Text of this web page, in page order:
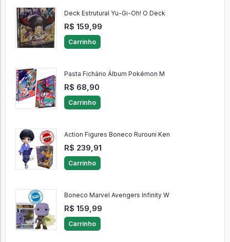
Deck Estrutural Yu-Gi-Oh! O Deck
R$ 159,99
Carrinho
Pasta Fichário Álbum Pokémon M
R$ 68,90
Carrinho
Action Figures Boneco Rurouni Ken
R$ 239,91
Carrinho
Boneco Marvel Avengers Infinity W
R$ 159,99
Carrinho